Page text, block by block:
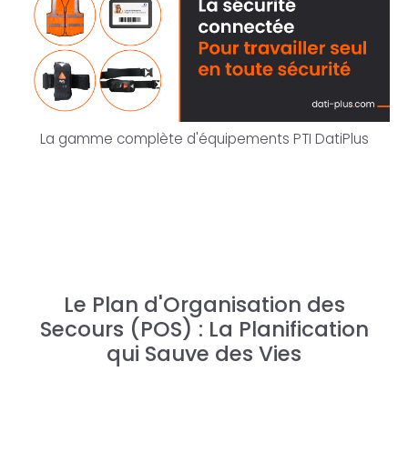
La gamme complète d'équipements PTI DatiPlus
Le Plan d'Organisation des
Secours (POS) : La Planification
qui Sauve des Vies